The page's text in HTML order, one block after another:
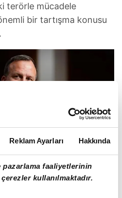
Reklam Ayarları Hakkında
faaliyetlerinin
kullanılmaktadır.
terörle mücadele
bir tartışma konusu
geçtiğimiz yıl Nisan